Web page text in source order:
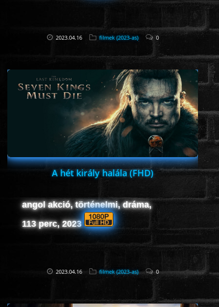
2023.04.16 filmek (2023-as) 0
A hét király halála (FHD)
angol akció, történelmi, dráma,
113 perc, 2023
2023.04.16 filmek (2023-as) 0